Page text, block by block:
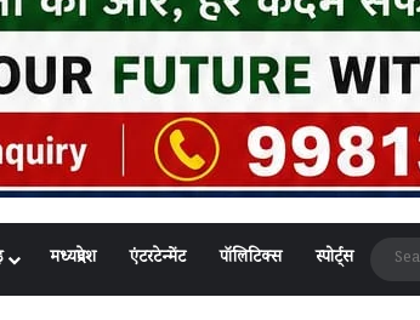
मध्यप्रदेश एंटरटेन्मेंट पॉलिटिक्स स्पोर्ट्स